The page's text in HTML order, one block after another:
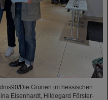
Die Grünen im hessischen
Eisenhardt, Hildegard Förster-